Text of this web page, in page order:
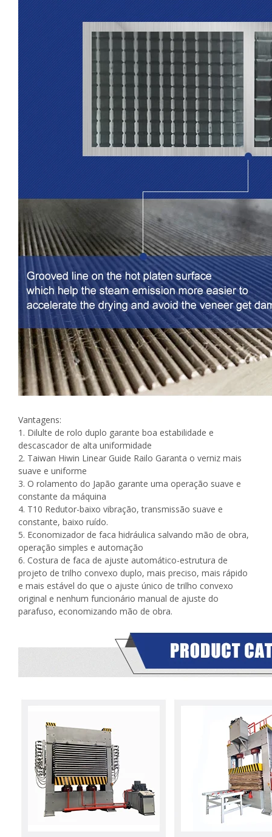
Vantagens:
1. Dilulte de rolo duplo garante boa estabilidade e
descascador de alta uniformidade
2. Taiwan Hiwin Linear Guide Railo Garanta o verniz mais
suave e uniforme
3. O rolamento do Japão garante uma operação suave e
constante da máquina
4. T10 Redutor-baixo vibração, transmissão suave e
constante, baixo ruído.
5. Economizador de faca hidráulica salvando mão de obra,
operação simples e automação
6. Costura de faca de ajuste automático-estrutura de
projeto de trilho convexo duplo, mais preciso, mais rápido
e mais estável do que o ajuste único de trilho convexo
original e nenhum funcionário manual de ajuste do
parafuso, economizando mão de obra.